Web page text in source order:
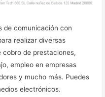
de comunicación con
realizar diversas
cobro de prestaciones,
empleo en empresas
y mucho más. Puedes
electrónicos.